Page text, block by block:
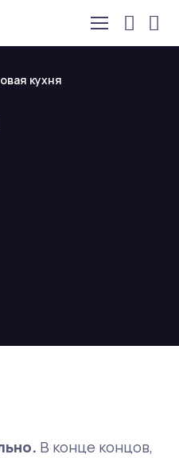
кухня
В конце концов,